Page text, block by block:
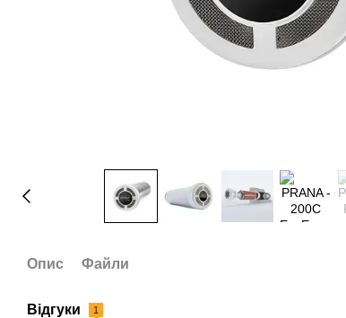
Опис Файли
Відгуки 1